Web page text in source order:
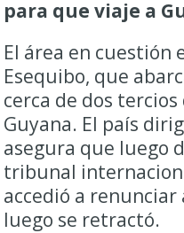
para que viaje a
El área en cuestión
Esequibo, que
cerca de dos
Guyana. El país
asegura que luego
tribunal
accedió a
luego se retractó.